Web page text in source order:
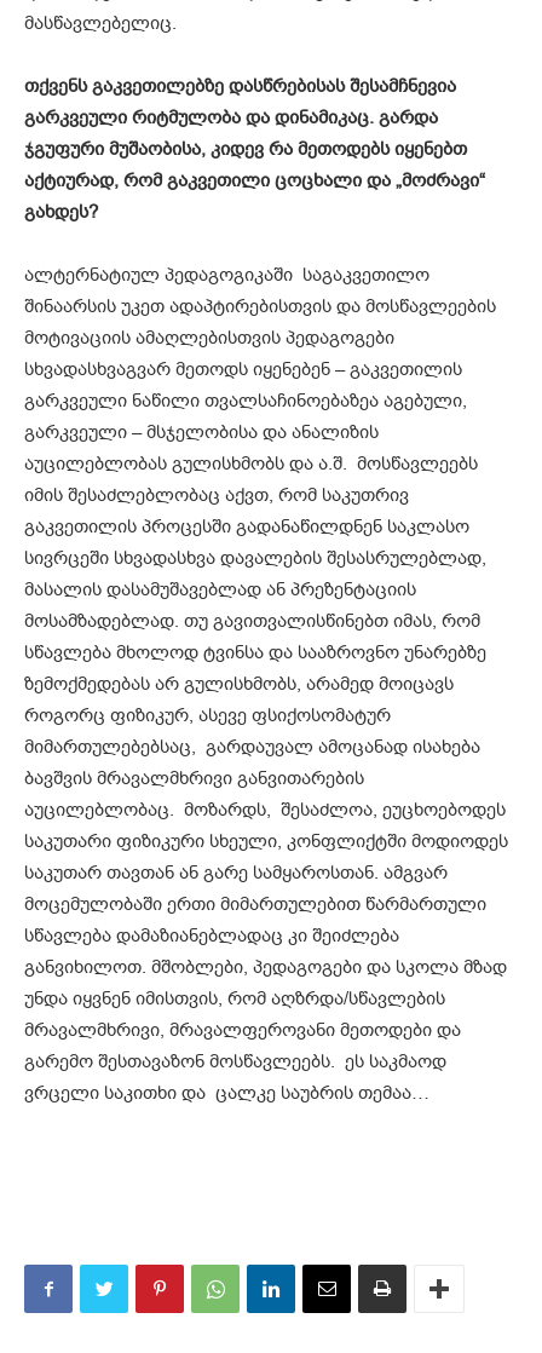
მასწავლებელიც.
თქვენს გაკვეთილებზე დასწრებისას შესამჩნევია
გარკვეული რიტმულობა და დინამიკაც. გარდა
ჯგუფური მუშაობისა, კიდევ რა მეთოდებს იყენებთ
აქტიურად, რომ გაკვეთილი ცოცხალი და „მოძრავი“
გახდეს?
ალტერნატიულ პედაგოგიკაში საგაკვეთილო
შინაარსის უკეთ ადაპტირებისთვის და მოსწავლეების
მოტივაციის ამაღლებისთვის პედაგოგები
სხვადასხვაგვარ მეთოდს იყენებენ – გაკვეთილის
გარკვეული ნაწილი თვალსაჩინოებაზეა აგებული,
გარკვეული – მსჯელობისა და ანალიზის
აუცილებლობას გულისხმობს და ა.შ. მოსწავლეებს
იმის შესაძლებლობაც აქვთ, რომ საკუთრივ
გაკვეთილის პროცესში გადანაწილდნენ საკლასო
სივრცეში სხვადასხვა დავალების შესასრულებლად,
მასალის დასამუშავებლად ან პრეზენტაციის
მოსამზადებლად. თუ გავითვალისწინებთ იმას, რომ
სწავლება მხოლოდ ტვინსა და სააზროვნო უნარებზე
ზემოქმედებას არ გულისხმობს, არამედ მოიცავს
როგორც ფიზიკურ, ასევე ფსიქოსომატურ
მიმართულებებსაც, გარდაუვალ ამოცანად ისახება
ბავშვის მრავალმხრივი განვითარების
აუცილებლობაც. მოზარდს, შესაძლოა, ეუცხოებოდეს
საკუთარი ფიზიკური სხეული, კონფლიქტში მოდიოდეს
საკუთარ თავთან ან გარე სამყაროსთან. ამგვარ
მოცემულობაში ერთი მიმართულებით წარმართული
სწავლება დამაზიანებლადაც კი შეიძლება
განვიხილოთ. მშობლები, პედაგოგები და სკოლა მზად
უნდა იყვნენ იმისთვის, რომ აღზრდა/სწავლების
მრავალმხრივი, მრავალფეროვანი მეთოდები და
გარემო შესთავაზონ მოსწავლეებს. ეს საკმაოდ
ვრცელი საკითხი და ცალკე საუბრის თემაა…